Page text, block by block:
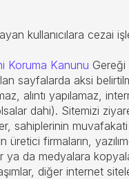
kullanıcılara cezai
Koruma Kanunu Gereği
sayfalarda aksi
alıntı yapılamaz,
dahi). Sitemizi
sahiplerinin
üretici firmaların,
ya da medyalara
diğer internet